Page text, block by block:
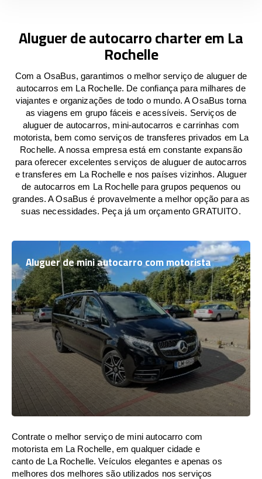
Aluguer de autocarro charter em La
Rochelle
Com a OsaBus, garantimos o melhor serviço de aluguer de
autocarros em La Rochelle. De confiança para milhares de
viajantes e organizações de todo o mundo. A OsaBus torna
as viagens em grupo fáceis e acessíveis. Serviços de
aluguer de autocarros, mini-autocarros e carrinhas com
motorista, bem como serviços de transferes privados em La
Rochelle. A nossa empresa está em constante expansão
para oferecer excelentes serviços de aluguer de autocarros
e transferes em La Rochelle e nos países vizinhos. Aluguer
de autocarros em La Rochelle para grupos pequenos ou
grandes. A OsaBus é provavelmente a melhor opção para as
suas necessidades. Peça já um orçamento GRATUITO.
Aluguer de mini autocarro com motorista
Contrate o melhor serviço de mini autocarro com
motorista em La Rochelle, em qualquer cidade e
canto de La Rochelle. Veículos elegantes e apenas os
melhores dos melhores são utilizados nos serviços